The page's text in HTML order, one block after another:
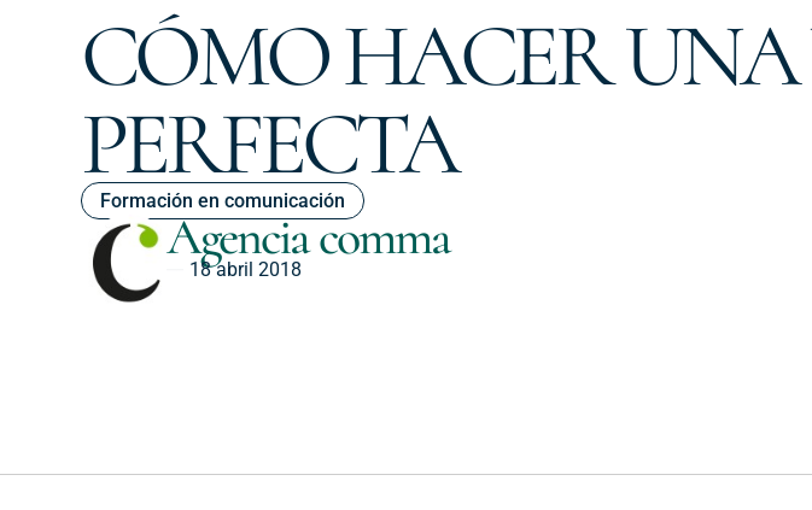
CÓMO HACER
PERFECTA
Formación en comunicación
Agencia comma
18 abril 2018